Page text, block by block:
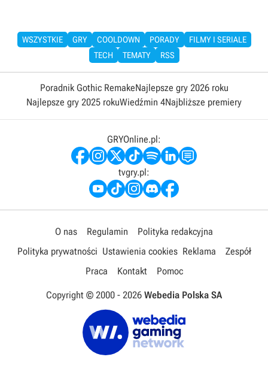
WSZYSTKIE GRY COOLDOWN PORADY
FILMY I SERIALE
TECH
TEMATY RSS
Poradnik Gothic RemakeNajlepsze gry 2026 roku
Najlepsze gry 2025 rokuWiedźmin 4Najbliższe premiery
GRYOnline.pl:
tvgry.pl:
O nas Regulamin
Polityka redakcyjna
Polityka prywatności Ustawienia cookies Reklama
Zespół
Praca
Kontakt Pomoc
Copyright © 2000 - 2026 Webedia Polska SA